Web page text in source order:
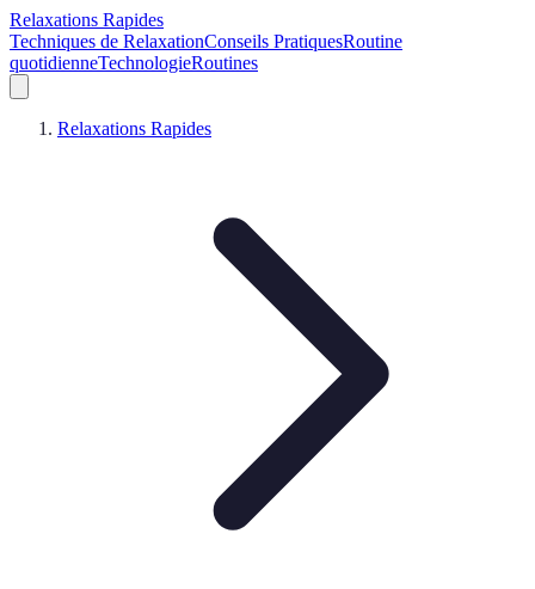
Relaxations Rapides
Techniques de RelaxationConseils PratiquesRoutine
quotidienneTechnologieRoutines
Relaxations Rapides